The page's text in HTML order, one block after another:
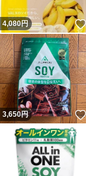
4,080円
3,650円